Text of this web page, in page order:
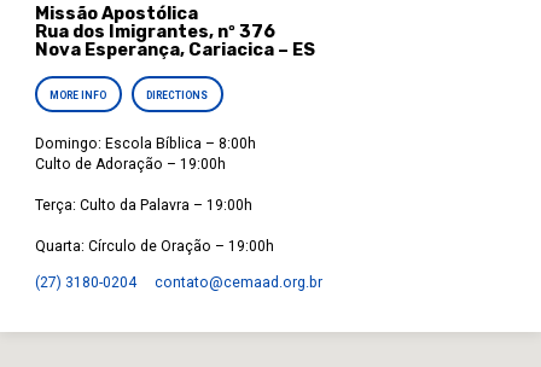
Missão Apostólica
Rua dos Imigrantes, nº 376
Nova Esperança, Cariacica – ES
MORE INFO DIRECTIONS
Domingo: Escola Bíblica – 8:00h
Culto de Adoração – 19:00h
Terça: Culto da Palavra – 19:00h
Quarta: Círculo de Oração – 19:00h
(27) 3180-0204 contato​@cemaad.org.br